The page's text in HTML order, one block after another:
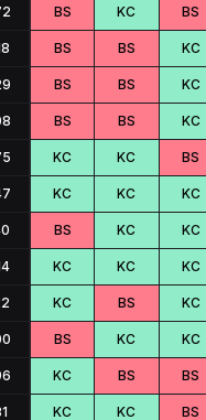
BS KC BS
BS BS KC
BS BS KC
BS BS KC
KC KC BS
KC KC KC
BS KC KC
KC KC KC
KC BS KC
BS KC KC
KC BS BS
KC KC BS